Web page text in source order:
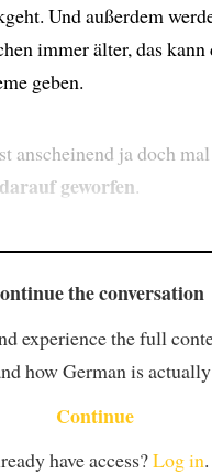
Und außerdem
immer älter, das kann
geben.
anscheinend ja doch
geworfen.
the conversation
experience the full
how German is
Continue
have access?Log in.